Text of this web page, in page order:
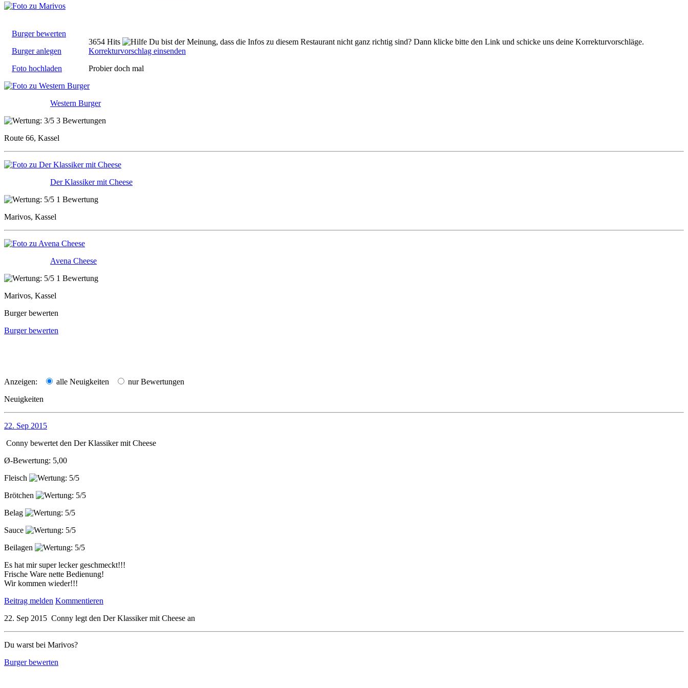
Burger bewerten
Burger anlegen
Foto hochladen
3654 Hits
Du bist der Meinung, dass die Infos zu diesem Restaurant nicht ganz richtig sind? Dann klicke bitte den Link und schicke uns deine Korrekturvorschläge.
Korrekturvorschlag einsenden
Probier doch mal
Western Burger
3 Bewertungen
Route 66, Kassel
Der Klassiker mit Cheese
1 Bewertung
Marivos, Kassel
Avena Cheese
1 Bewertung
Marivos, Kassel
Burger bewerten
Burger bewerten
Anzeigen: alle Neuigkeiten
nur Bewertungen
Neuigkeiten
22. Sep 2015
Conny bewertet den Der Klassiker mit Cheese
Ø-Bewertung: 5,00
Fleisch
Brötchen
Belag
Sauce
Beilagen
Es hat mir super lecker geschmeckt!!!
Frische Ware nette Bedienung!
Wir kommen wieder!!!
Beitrag melden Kommentieren
22. Sep 2015 Conny legt den Der Klassiker mit Cheese an
Du warst bei Marivos?
Burger bewerten